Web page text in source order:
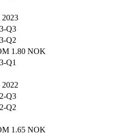
Q3
Q2
1.80 NOK
Q1
Q3
Q2
1.65 NOK